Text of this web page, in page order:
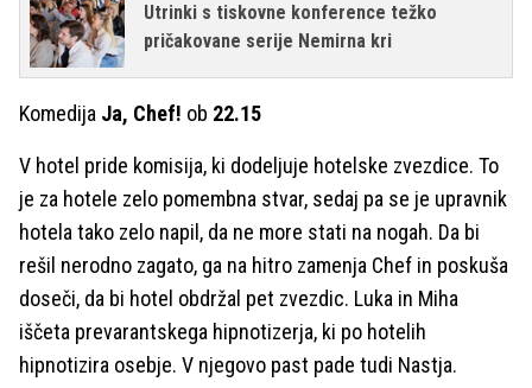
Utrinki s tiskovne konference težko
pričakovane serije Nemirna kri
Komedija Ja, Chef! ob 22.15
V hotel pride komisija, ki dodeljuje hotelske zvezdice. To
je za hotele zelo pomembna stvar, sedaj pa se je upravnik
hotela tako zelo napil, da ne more stati na nogah. Da bi
rešil nerodno zagato, ga na hitro zamenja Chef in poskuša
doseči, da bi hotel obdržal pet zvezdic. Luka in Miha
iščeta prevarantskega hipnotizerja, ki po hotelih
hipnotizira osebje. V njegovo past pade tudi Nastja.